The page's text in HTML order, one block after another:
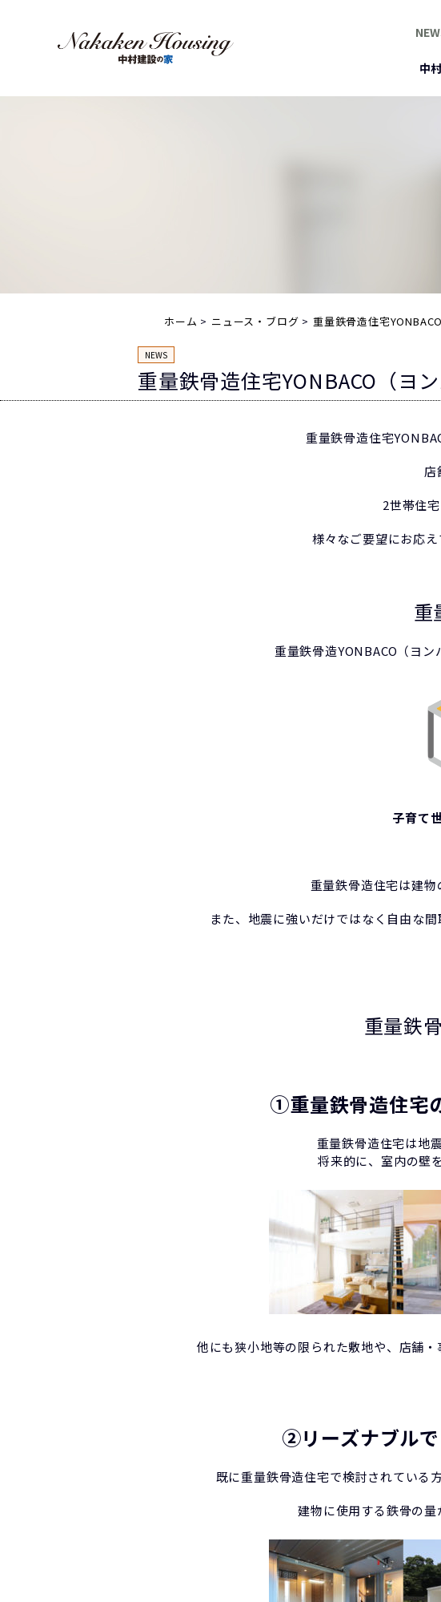
中
ホーム ニュース・ブログ 重量鉄骨造住宅
NEWS
重量鉄骨造住宅YONBACO（ヨ
重量鉄骨造住宅
店
2世帯住
様々なご要望にお応
重
重量鉄骨造YONBACO（ヨ
子育て
重量鉄骨造住宅は建物
また、地震に強いだけではなく自由な
重量鉄
①重量鉄骨造住宅
重量鉄骨造住宅は地
将来的に、室内の壁
他にも狭小地等の限られた敷地や、店舗
②リーズナブルで
既に重量鉄骨造住宅で検討されている
建物に使用する鉄骨の量